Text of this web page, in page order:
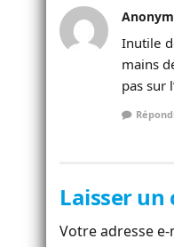
Inutile
mains
pas sur
Laisser
Votre adresse